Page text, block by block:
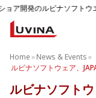
ビナソフトウエアではシス
Home»News & Events»
ルビナソフトウェア、
ルビナソフト